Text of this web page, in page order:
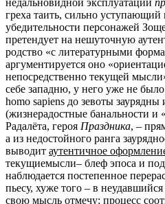
греха таить, сильно уступающий
убедительности персонажей
претендует на нешуточную
родство «с литературными
аргументируется оно
непосредственно текущей
себе западню, у него уже не
homo sapiens до зевоты
(жизнерадостные банальности и
Радалёта, героя Праздника, –
а из недостойного ранга
выводит аутентичное
текущиемысли– блеф эпоса и
наблюдается постепенное
пьесу, хуже того – в
свою мысль отмечу: процесс